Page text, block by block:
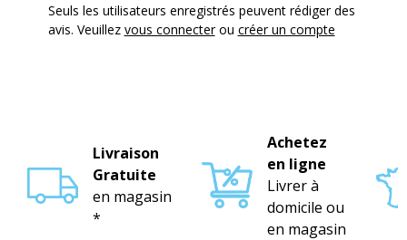
Seuls les utilisateurs enregistrés peuvent rédiger des
avis. Veuillez vous connecterou créer un compte
Livraison
Gratuite
en magasin
*
Achetez
en ligne
Livrer à
domicile ou
en magasin